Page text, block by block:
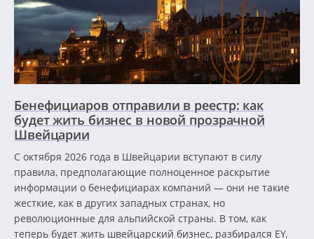
Бенефициаров отправили в реестр: как
будет жить бизнес в новой прозрачной
Швейцарии
С октября 2026 года в Швейцарии вступают в силу
правила, предполагающие полноценное раскрытие
информации о бенефициарах компаний — они не такие
жесткие, как в других западных странах, но
революционные для альпийской страны. В том, как
теперь будет жить швейцарский бизнес, разбирался EY.